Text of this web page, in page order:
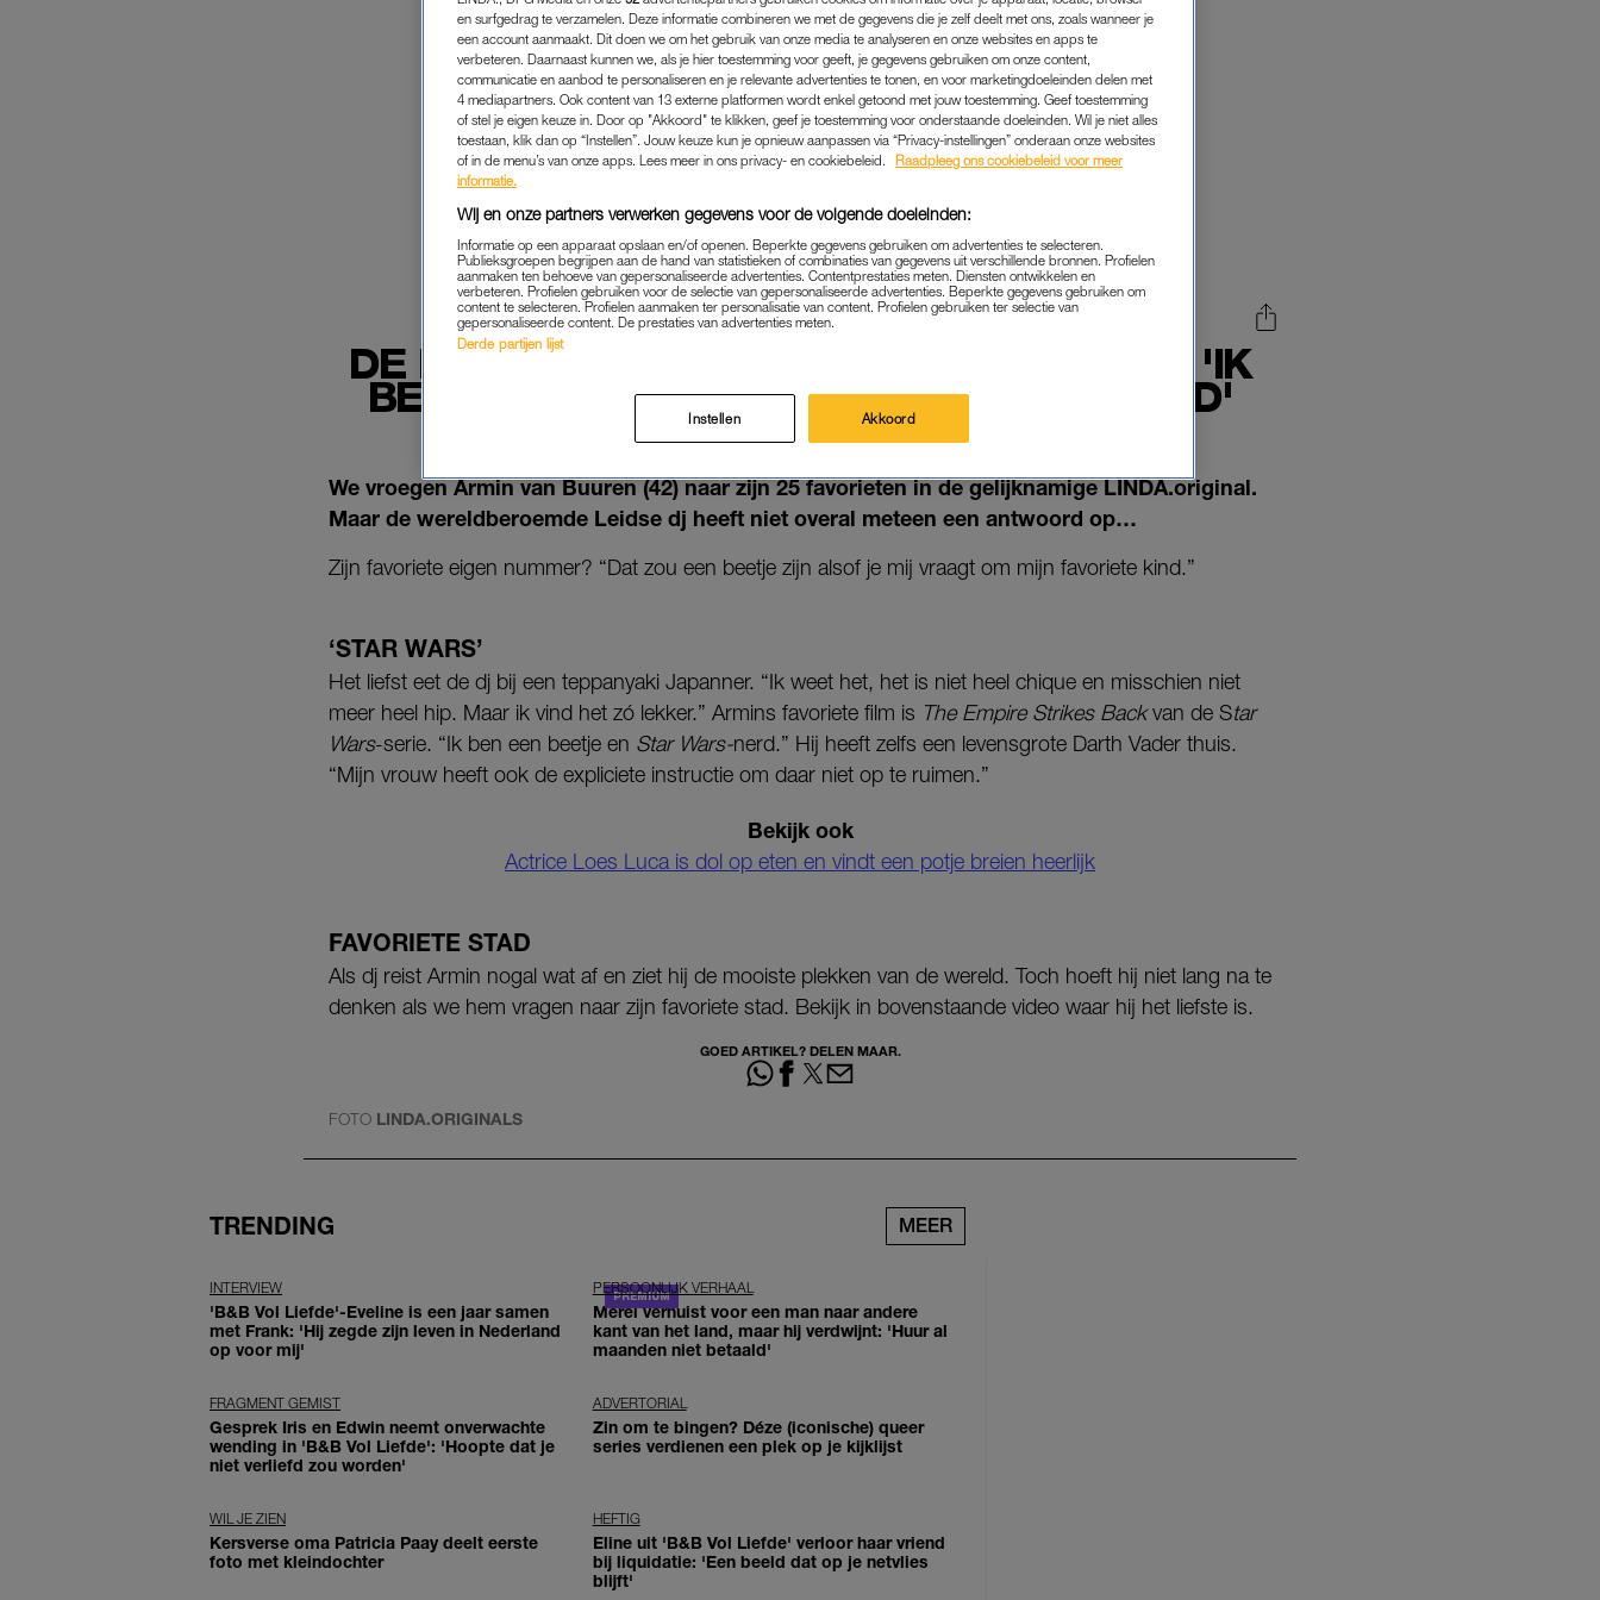
DE FAVORIETEN VAN ARMIN VAN BUUREN: 'IK
BEN EEN BEETJE EEN 'STAR WARS'-NERD'
TV|LINDA.
12-01-2020 ANNELOES SCHOHAUS
We vroegen Armin van Buuren (42) naar zijn 25 favorieten in de gelijknamige LINDA.original.
Maar de wereldberoemde Leidse dj heeft niet overal meteen een antwoord op…
Zijn favoriete eigen nummer? “Dat zou een beetje zijn alsof je mij vraagt om mijn favoriete kind.”
‘STAR WARS’
Het liefst eet de dj bij een teppanyaki Japanner. “Ik weet het, het is niet heel chique en misschien niet
meer heel hip. Maar ik vind het zó lekker.” Armins favoriete film is The Empire Strikes Backvan de Star
Wars-serie. “Ik ben een beetje en Star Wars-nerd.” Hij heeft zelfs een levensgrote Darth Vader thuis.
“Mijn vrouw heeft ook de expliciete instructie om daar niet op te ruimen.”
Bekijk ook
Actrice Loes Luca is dol op eten en vindt een potje breien heerlijk
FAVORIETE STAD
Als dj reist Armin nogal wat af en ziet hij de mooiste plekken van de wereld. Toch hoeft hij niet lang na te
denken als we hem vragen naar zijn favoriete stad. Bekijk in bovenstaande video waar hij het liefste is.
GOED ARTIKEL? DELEN MAAR.
FOTO LINDA.ORIGINALS
TRENDING MEER
INTERVIEW
'B&B Vol Liefde'-Eveline is een jaar samen
met Frank: 'Hij zegde zijn leven in Nederland
op voor mij'
PERSOONLIJK VERHAAL
Merel verhuist voor een man naar andere
kant van het land, maar hij verdwijnt: 'Huur al
maanden niet betaald'
FRAGMENT GEMIST
Gesprek Iris en Edwin neemt onverwachte
wending in 'B&B Vol Liefde': 'Hoopte dat je
niet verliefd zou worden'
ADVERTORIAL
Zin om te bingen? Déze (iconische) queer
series verdienen een plek op je kijklijst
WIL JE ZIEN
Kersverse oma Patricia Paay deelt eerste
foto met kleindochter
HEFTIG
Eline uit 'B&B Vol Liefde' verloor haar vriend
bij liquidatie: 'Een beeld dat op je netvlies
blijft'
en surfgedrag te verzamelen. Deze informatie combineren we met de gegevens die je zelf deelt met ons, zoals wanneer je
een account aanmaakt. Dit doen we om het gebruik van onze media te analyseren en onze websites en apps te
verbeteren. Daarnaast kunnen we, als je hier toestemming voor geeft, je gegevens gebruiken om onze content,
communicatie en aanbod te personaliseren en je relevante advertenties te tonen, en voor marketingdoeleinden delen met
4 mediapartners. Ook content van 13 externe platformen wordt enkel getoond met jouw toestemming. Geef toestemming
of stel je eigen keuze in. Door op "Akkoord" te klikken, geef je toestemming voor onderstaande doeleinden. Wil je niet alles
toestaan, klik dan op “Instellen”. Jouw keuze kun je opnieuw aanpassen via “Privacy-instellingen” onderaan onze websites
of in de menu’s van onze apps. Lees meer in ons privacy- en cookiebeleid.
Raadpleeg ons cookiebeleid voor meer
informatie.
Wij en onze partners verwerken gegevens voor de volgende doeleinden:
Informatie op een apparaat opslaan en/of openen. Beperkte gegevens gebruiken om advertenties te selecteren.
Publieksgroepen begrijpen aan de hand van statistieken of combinaties van gegevens uit verschillende bronnen. Profielen
aanmaken ten behoeve van gepersonaliseerde advertenties. Contentprestaties meten. Diensten ontwikkelen en
verbeteren. Profielen gebruiken voor de selectie van gepersonaliseerde advertenties. Beperkte gegevens gebruiken om
content te selecteren. Profielen aanmaken ter personalisatie van content. Profielen gebruiken ter selectie van
gepersonaliseerde content. De prestaties van advertenties meten.
Derde partijen lijst
Instellen Akkoord